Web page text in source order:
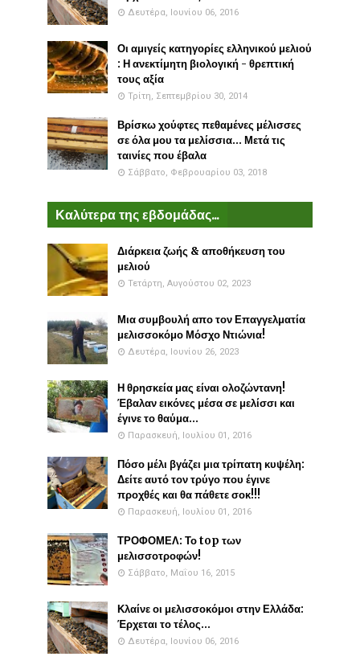
Δευτέρα, Ιουνίου 06, 2016
Οι αμιγείς κατηγορίες ελληνικού μελιού
: Η ανεκτίμητη βιολογική - θρεπτική
τους αξία
Τρίτη, Σεπτεμβρίου 30, 2014
Βρίσκω χούφτες πεθαμένες μέλισσες
σε όλα μου τα μελίσσια... Μετά τις
ταινίες που έβαλα
Σάββατο, Φεβρουαρίου 03, 2018
Καλύτερα της εβδομάδας...
Διάρκεια ζωής & αποθήκευση του
μελιού
Τετάρτη, Αυγούστου 02, 2023
Μια συμβουλή απο τον Επαγγελματία
μελισσοκόμο Μόσχο Ντιώνια!
Δευτέρα, Ιουνίου 26, 2023
Η θρησκεία μας είναι ολοζώντανη!
Έβαλαν εικόνες μέσα σε μελίσσι και
έγινε το θαύμα...
Παρασκευή, Ιουλίου 01, 2016
Πόσο μέλι βγάζει μια τρίπατη κυψέλη:
Δείτε αυτό τον τρύγο που έγινε
προχθές και θα πάθετε σοκ!!!
Παρασκευή, Ιουλίου 01, 2016
ΤΡΟΦΟΜΕΛ: Το top των
μελισσοτροφών!
Σάββατο, Μαΐου 16, 2015
Κλαίνε οι μελισσοκόμοι στην Ελλάδα:
Έρχεται το τέλος...
Δευτέρα, Ιουνίου 06, 2016